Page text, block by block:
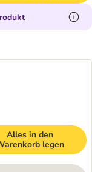
Alles in den
legen